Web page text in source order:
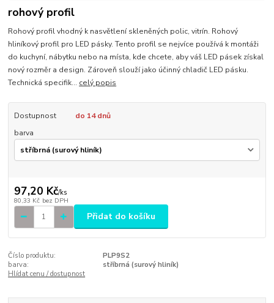
rohový profil
Rohový profil vhodný k nasvětlení skleněných polic, vitrín. Rohový
hliníkový profil pro LED pásky. Tento profil se nejvíce používá k montáži
do kuchyní, nábytku nebo na místa, kde chcete, aby váš LED pásek získal
nový rozměr a design. Zároveň slouží jako účinný chladič LED pásku.
Technická specifik... celý popis
Dostupnost
do 14 dnů
barva
97,20 Kč/ks
80,33 Kč bez DPH
Přidat do košíku
Číslo produktu:
PLP9S2
barva:
stříbrná (surový hliník)
Hlídat cenu / dostupnost